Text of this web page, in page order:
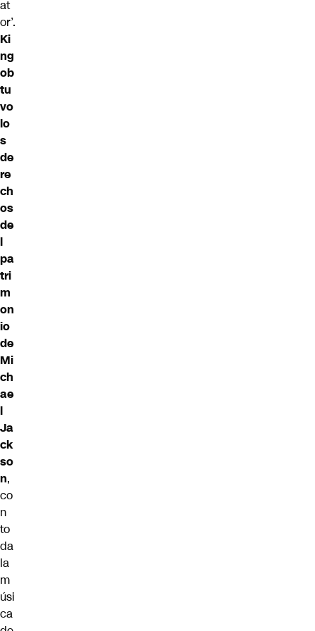
at
or’.
Ki
ng
ob
tu
vo
lo
s
de
re
ch
os
de
l
pa
tri
m
on
io
de
Mi
ch
ae
l
Ja
ck
so
n,
co
n
to
da
la
m
úsi
ca